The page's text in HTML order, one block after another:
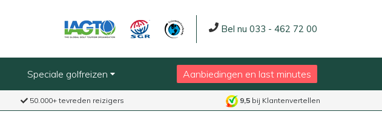
Bel nu 033 - 462 72 00
Speciale golfreizen Aanbiedingen en last minutes
50.000+ tevreden reizigers 9,5bij Klantenvertellen